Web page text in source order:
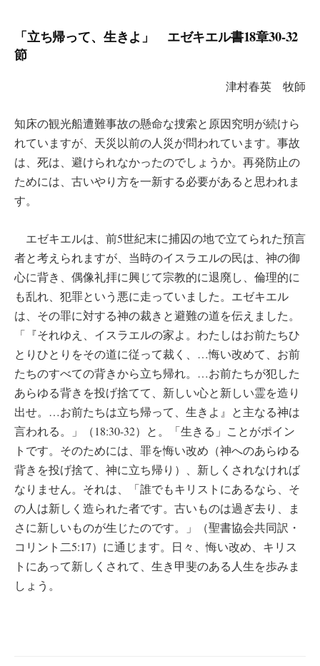
「立ち帰って、生きよ」
エゼキエル書18章30-32
節
津村春英 牧師
知床の観光船遭難事故の懸命な捜索と原因究明が続けら
れていますが、天災以前の人災が問われています。事故
は、死は、避けられなかったのでしょうか。再発防止の
ためには、古いやり方を一新する必要があると思われま
す。
エゼキエルは、前5世紀末に捕囚の地で立てられた預言
者と考えられますが、当時のイスラエルの民は、神の御
心に背き、偶像礼拝に興じて宗教的に退廃し、倫理的に
も乱れ、犯罪という悪に走っていました。エゼキエル
は、その罪に対する神の裁きと避難の道を伝えました。
「『それゆえ、イスラエルの家よ。わたしはお前たちひ
とりひとりをその道に従って裁く、…悔い改めて、お前
たちのすべての背きから立ち帰れ。…お前たちが犯した
あらゆる背きを投げ捨てて、新しい心と新しい霊を造り
出せ。…お前たちは立ち帰って、生きよ』と主なる神は
言われる。」（18:30-32）と。「生きる」ことがポイン
トです。そのためには、罪を悔い改め（神へのあらゆる
背きを投げ捨て、神に立ち帰り）、新しくされなければ
なりません。それは、「誰でもキリストにあるなら、そ
の人は新しく造られた者です。古いものは過ぎ去り、ま
さに新しいものが生じたのです。」（聖書協会共同訳・
コリント二5:17）に通じます。日々、悔い改め、キリス
トにあって新しくされて、生き甲斐のある人生を歩みま
しょう。